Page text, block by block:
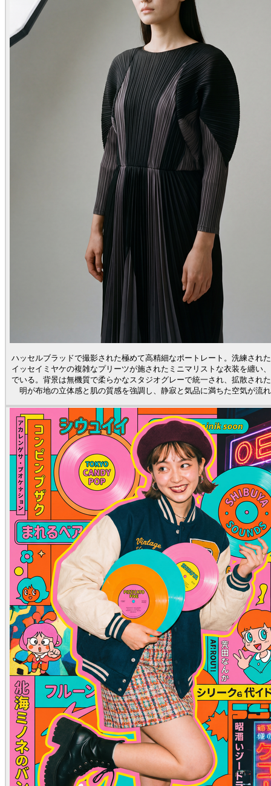
ハッセルブラッドで撮影された極めて高精細なポートレート。洗練され
イッセイミヤケの複雑なプリーツが施されたミニマリストな衣装を纏い
でいる。背景は無機質で柔らかなスタジオグレーで統一され、拡散され
明が布地の立体感と肌の質感を強調し、静寂と気品に満ちた空気が流